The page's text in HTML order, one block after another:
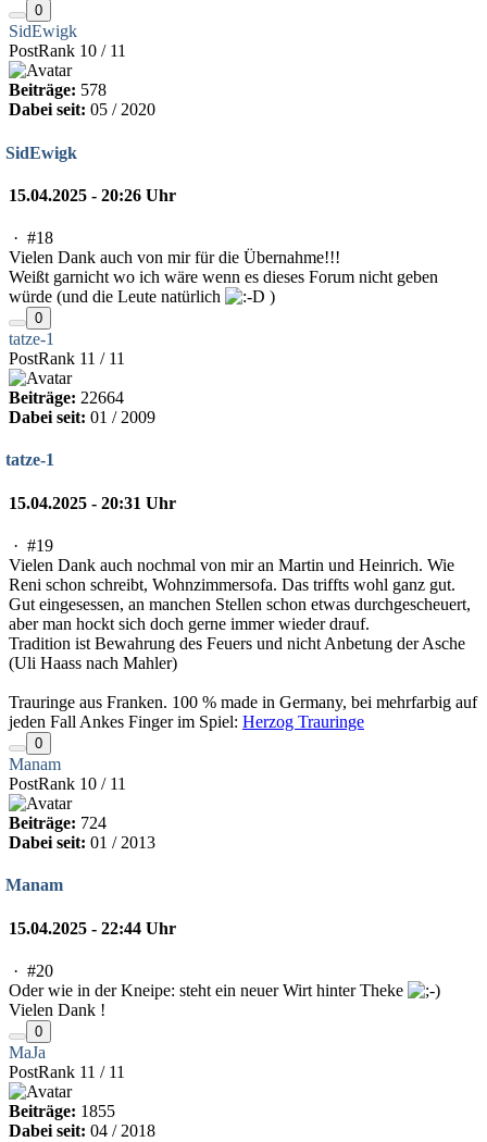
0
SidEwigk
PostRank 10 / 11
Beiträge: 578
Dabei seit: 05 / 2020
SidEwigk
15.04.2025 - 20:26 Uhr
· #18
Vielen Dank auch von mir für die Übernahme!!!
Weißt garnicht wo ich wäre wenn es dieses Forum nicht geben
würde (und die Leute natürlich
)
0
tatze-1
PostRank 11 / 11
Beiträge: 22664
Dabei seit: 01 / 2009
tatze-1
15.04.2025 - 20:31 Uhr
· #19
Vielen Dank auch nochmal von mir an Martin und Heinrich. Wie
Reni schon schreibt, Wohnzimmersofa. Das triffts wohl ganz gut.
Gut eingesessen, an manchen Stellen schon etwas durchgescheuert,
aber man hockt sich doch gerne immer wieder drauf.
Tradition ist Bewahrung des Feuers und nicht Anbetung der Asche
(Uli Haass nach Mahler)
Trauringe aus Franken. 100 % made in Germany, bei mehrfarbig auf
jeden Fall Ankes Finger im Spiel: Herzog Trauringe
0
Manam
PostRank 10 / 11
Beiträge: 724
Dabei seit: 01 / 2013
Manam
15.04.2025 - 22:44 Uhr
· #20
Oder wie in der Kneipe: steht ein neuer Wirt hinter Theke
Vielen Dank !
0
MaJa
PostRank 11 / 11
Beiträge: 1855
Dabei seit: 04 / 2018